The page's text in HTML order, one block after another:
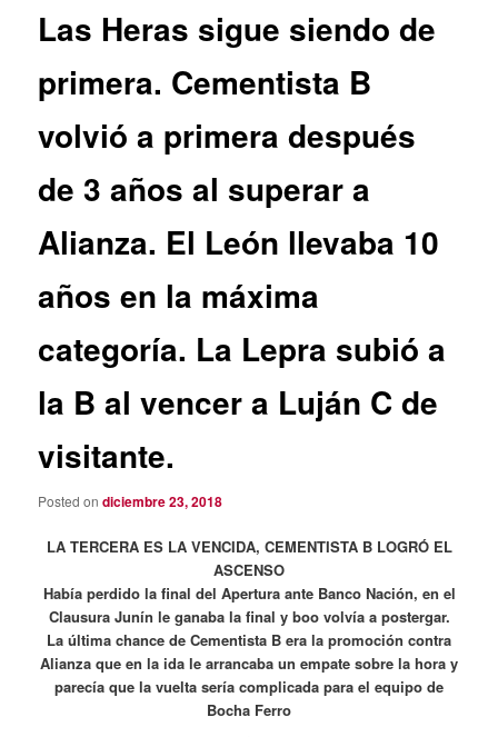
Las Heras sigue siendo de
primera. Cementista B
volvió a primera después
de 3 años al superar a
Alianza. El León llevaba 10
años en la máxima
categoría. La Lepra subió a
la B al vencer a Luján C de
visitante.
Posted ondiciembre 23, 2018
LA TERCERA ES LA VENCIDA, CEMENTISTA B LOGRÓ EL
ASCENSO
Había perdido la final del Apertura ante Banco Nación, en el
Clausura Junín le ganaba la final y boo volvía a postergar.
La última chance de Cementista B era la promoción contra
Alianza que en la ida le arrancaba un empate sobre la hora y
parecía que la vuelta sería complicada para el equipo de
Bocha Ferro